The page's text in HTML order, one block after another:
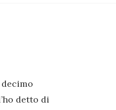
decimo
detto di